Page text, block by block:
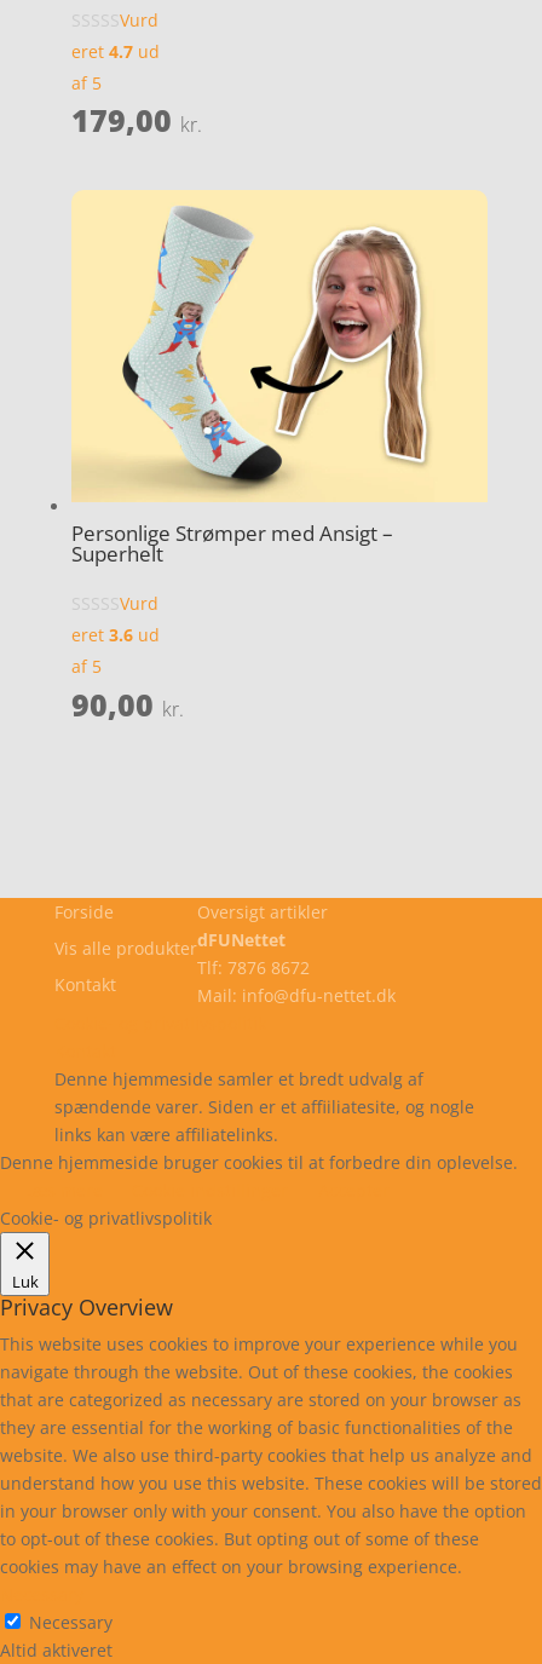
Vurd
eret 4.7ud
af 5
179,00 kr.
Personlige Strømper med Ansigt –
Superhelt
Vurd
eret 3.6ud
af 5
90,00 kr.
Forside
Vis alle produkter
Kontakt
Oversigt artikler
dFUNettet
Tlf: 7876 8672
Mail: info@dfu-nettet.dk
Denne hjemmeside samler et bredt udvalg af
spændende varer. Siden er et affiiliatesite, og nogle
links kan være affiliatelinks.
Denne hjemmeside bruger cookies til at forbedre din oplevelse.
Cookie- og privatlivspolitik
Luk
Privacy Overview
This website uses cookies to improve your experience while you
navigate through the website. Out of these cookies, the cookies
that are categorized as necessary are stored on your browser as
they are essential for the working of basic functionalities of the
website. We also use third-party cookies that help us analyze and
understand how you use this website. These cookies will be stored
in your browser only with your consent. You also have the option
to opt-out of these cookies. But opting out of some of these
cookies may have an effect on your browsing experience.
Necessary
Altid aktiveret